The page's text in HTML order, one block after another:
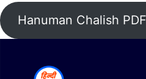
Hanuman Chalish PDF